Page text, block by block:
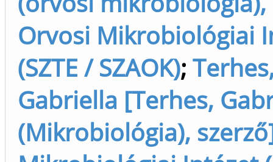
Orvosi Mikrobiológiai
(SZTE / SZAOK);
Gabriella [Terhes,
(Mikrobiológia),